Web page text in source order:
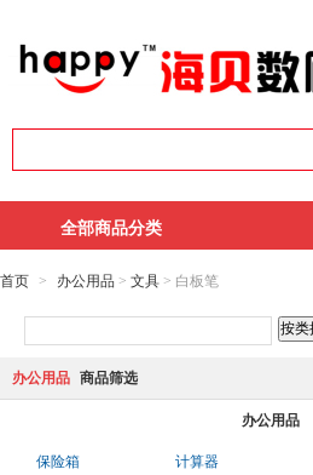
全部商品分类
首页 > 办公用品 > 文具 > 白板笔
办公用品 商品筛选
办公用品
保险箱 计算器